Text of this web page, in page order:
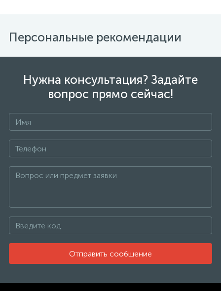
Персональные рекомендации
Нужна консультация? Задайте
вопрос прямо сейчас!
Отправить сообщение